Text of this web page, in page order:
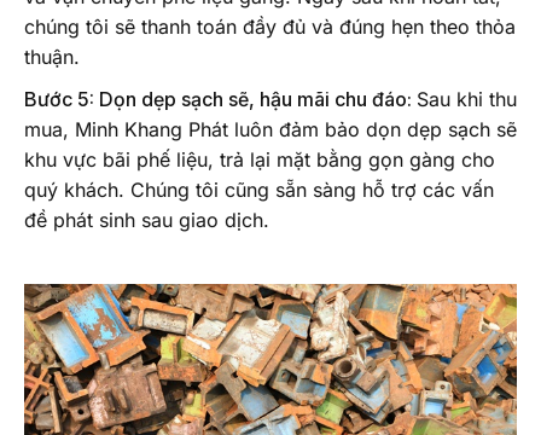
chúng tôi sẽ thanh toán đầy đủ và đúng hẹn theo thỏa
thuận.
Bước 5: Dọn dẹp sạch sẽ, hậu mãi chu đáo: Sau khi thu
mua, Minh Khang Phát luôn đảm bảo dọn dẹp sạch sẽ
khu vực bãi phế liệu, trả lại mặt bằng gọn gàng cho
quý khách. Chúng tôi cũng sẵn sàng hỗ trợ các vấn
đề phát sinh sau giao dịch.